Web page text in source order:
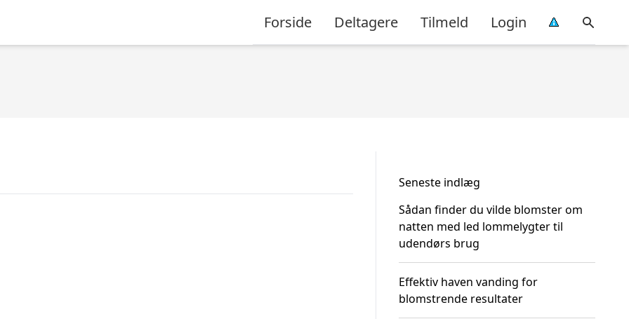
Forside Deltagere Tilmeld Login
Seneste indlæg
Sådan finder du vilde blomster om
natten med led lommelygter til
udendørs brug
Effektiv haven vanding for
blomstrende resultater